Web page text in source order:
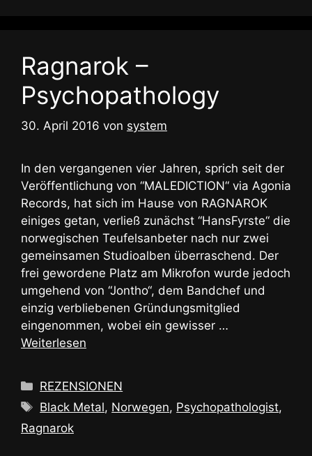
Ragnarok –
Psychopathology
30. April 2016 von system
In den vergangenen vier Jahren, sprich seit der
Veröffentlichung von “MALEDICTION“ via Agonia
Records, hat sich im Hause von RAGNAROK
einiges getan, verließ zunächst “HansFyrste“ die
norwegischen Teufelsanbeter nach nur zwei
gemeinsamen Studioalben überraschend. Der
frei gewordene Platz am Mikrofon wurde jedoch
umgehend von “Jontho“, dem Bandchef und
einzig verbliebenen Gründungsmitglied
eingenommen, wobei ein gewisser …
Weiterlesen
Kategorien
REZENSIONEN
Schlagwörter
Black Metal, Norwegen, Psychopathologist,
Ragnarok